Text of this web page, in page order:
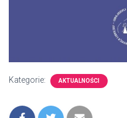
Kategorie: AKTUALNOŚCI